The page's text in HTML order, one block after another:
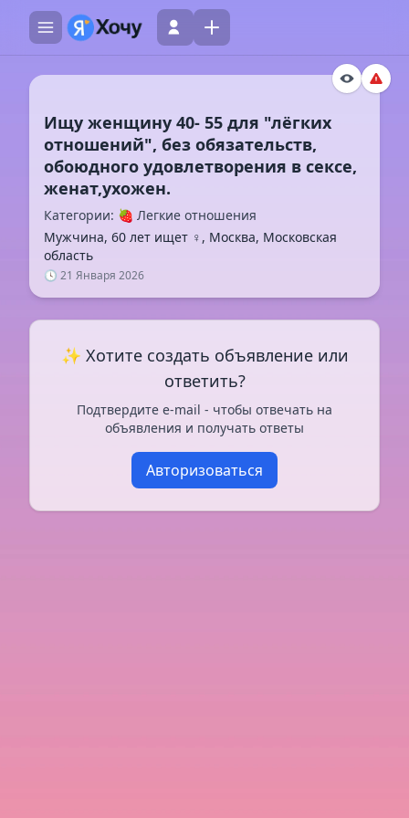
Ищу женщину 40- 55 для "лёгких
отношений", без обязательств,
обоюдного удовлетворения в сексе,
Категории: 🍓 Легкие отношения
Мужчина, 60 лет ищет ♀️, Москва, Московская
область
🕓 21 Января 2026
✨ Хотите создать объявление или
ответить?
Подтвердите e-mail - чтобы отвечать на
объявления и получать ответы
Авторизоваться